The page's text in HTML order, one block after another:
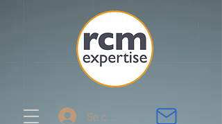
Se connecter